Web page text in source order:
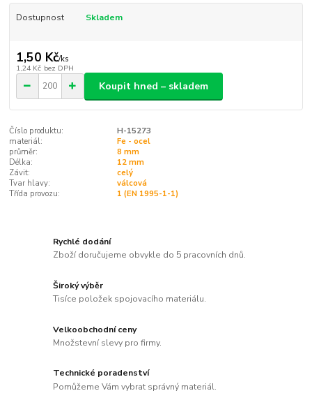
Dostupnost Skladem
1,50 Kč/ks
1,24 Kč bez DPH
Koupit hned – skladem
Číslo produktu:
H-15273
materiál:
Fe - ocel
průměr:
8 mm
Délka:
12 mm
Závit:
celý
Tvar hlavy:
válcová
Třída provozu:
1 (EN 1995-1-1)
Rychlé dodání
Zboží doručujeme obvykle do 5 pracovních dnů.
Široký výběr
Tisíce položek spojovacího materiálu.
Velkoobchodní ceny
Množstevní slevy pro firmy.
Technické poradenství
Pomůžeme Vám vybrat správný materiál.